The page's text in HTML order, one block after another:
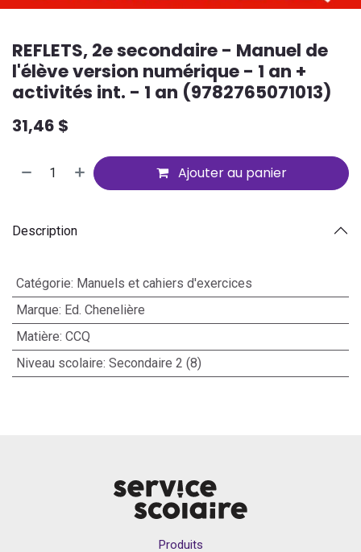
REFLETS, 2e secondaire - Manuel de
l'élève version numérique - 1 an +
activités int. - 1 an (9782765071013)
31,46 $
Ajouter au panier
Description
Catégorie: Manuels et cahiers d'exercices
Marque: Ed. Chenelière
Matière: CCQ
Niveau scolaire: Secondaire 2 (8)
Produits